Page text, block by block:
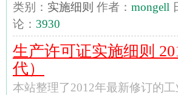
类别： 实施细则 作者： mongell
论： 3930
生产许可证实施细则
代）
本站整理了2012年最新修订的